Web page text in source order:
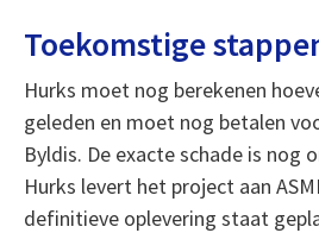
Toekomstige
Hurks moet nog berekenen
geleden en moet nog betalen
Byldis. De exacte schade is nog
Hurks levert het project aan
definitieve oplevering staat